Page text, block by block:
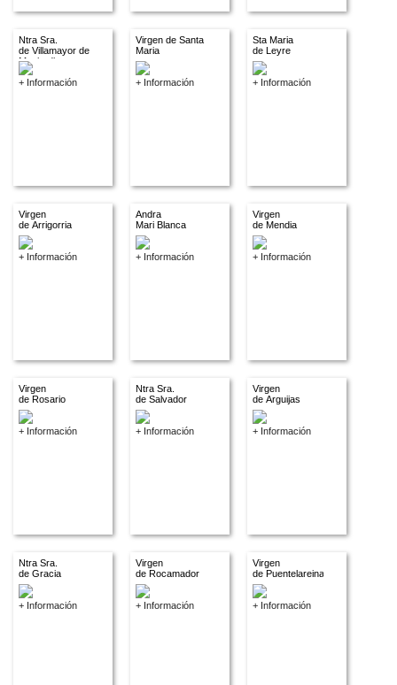
Ntra Sra.
de Villamayor de
Monjardin
+ Información
Virgen de Santa
Maria
+ Información
Sta Maria
de Leyre
+ Información
Virgen
de Arrigorria
+ Información
Andra
Mari Blanca
+ Información
Virgen
de Mendia
+ Información
Virgen
de Rosario
+ Información
Ntra Sra.
de Salvador
+ Información
Virgen
de Arguijas
+ Información
Ntra Sra.
de Gracia
+ Información
Virgen
de Rocamador
+ Información
Virgen
de Puentelareina
+ Información